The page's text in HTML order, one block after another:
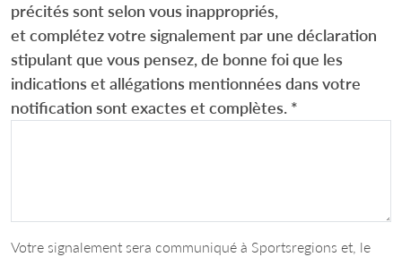
précités sont selon vous inappropriés,
et complétez votre signalement par une déclaration
stipulant que vous pensez, de bonne foi que les
indications et allégations mentionnées dans votre
notification sont exactes et complètes. *
Votre signalement sera communiqué à Sportsregions et, le